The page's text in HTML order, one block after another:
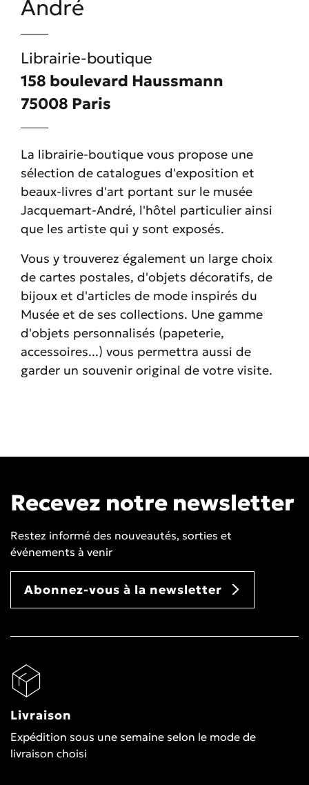
André
Librairie-boutique
158 boulevard Haussmann
75008 Paris
La librairie-boutique vous propose une
sélection de catalogues d'exposition et
beaux-livres d'art portant sur le musée
Jacquemart-André, l'hôtel particulier ainsi
que les artiste qui y sont exposés.
Vous y trouverez également un large choix
de cartes postales, d'objets décoratifs, de
bijoux et d'articles de mode inspirés du
Musée et de ses collections. Une gamme
d'objets personnalisés (papeterie,
accessoires...) vous permettra aussi de
garder un souvenir original de votre visite.
Recevez notre newsletter
Restez informé des nouveautés, sorties et
événements à venir
Abonnez-vous à la newsletter
Livraison
Expédition sous une semaine selon le mode de
livraison choisi